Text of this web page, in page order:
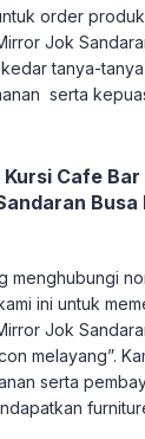
order produk
Jok
tanya-
serta
Cafe
Busa
menghubungi
ini untuk
Jok
melayang”.
serta